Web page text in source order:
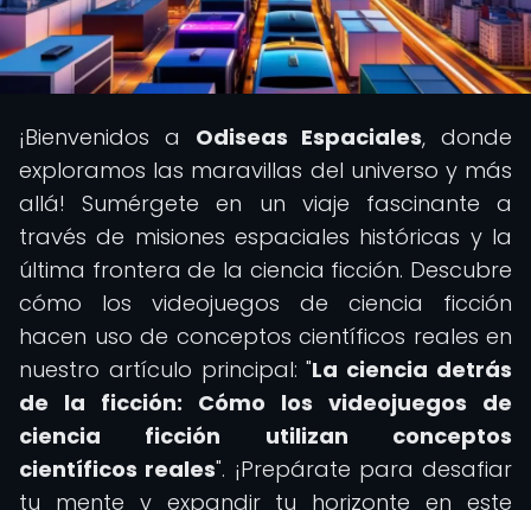
¡Bienvenidos a Odiseas Espaciales, donde
exploramos las maravillas del universo y más
allá! Sumérgete en un viaje fascinante a
través de misiones espaciales históricas y la
última frontera de la ciencia ficción. Descubre
cómo los videojuegos de ciencia ficción
hacen uso de conceptos científicos reales en
nuestro artículo principal: "La ciencia detrás
de la ficción: Cómo los videojuegos de
ciencia ficción utilizan conceptos
científicos reales". ¡Prepárate para desafiar
tu mente y expandir tu horizonte en este